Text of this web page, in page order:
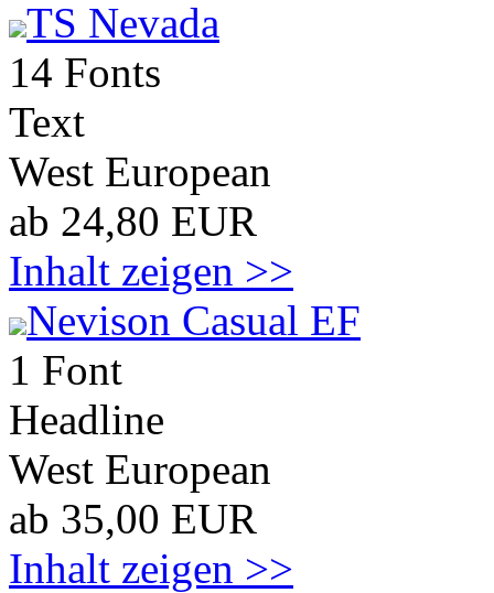
TS Nevada
14 Fonts
Text
West European
ab 24,80 EUR
Inhalt zeigen >>
Nevison Casual EF
1 Font
Headline
West European
ab 35,00 EUR
Inhalt zeigen >>